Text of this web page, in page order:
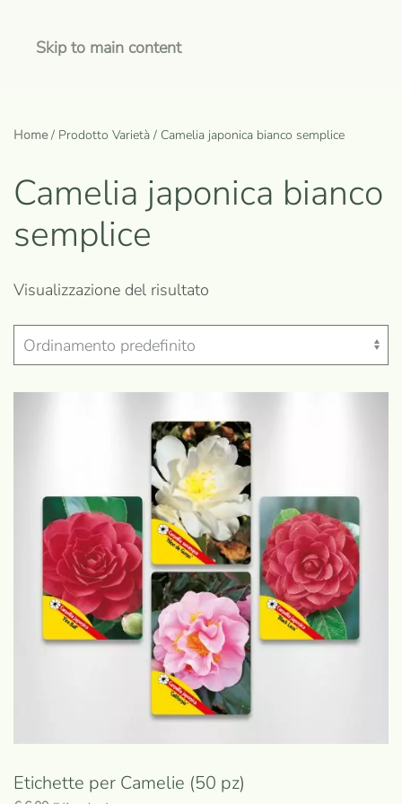
Skip to main content
Home/ Prodotto Varietà / Camelia japonica bianco semplice
Camelia japonica bianco
semplice
Visualizzazione del risultato
Etichette per Camelie (50 pz)